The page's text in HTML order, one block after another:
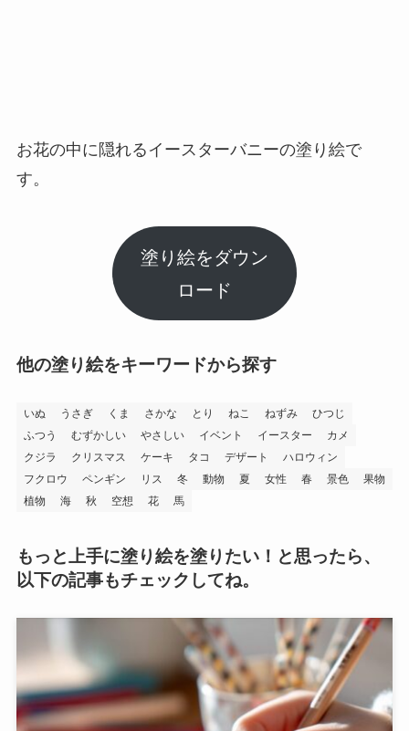
お花の中に隠れるイースターバニーの塗り絵で
す。
塗り絵をダウン
ロード
他の塗り絵をキーワードから探す
いぬ うさぎ くま さかな とり ねこ ねずみ
ひつじ
ふつう
むずかしい やさしい イベント イースター
カメ
クジラ
クリスマス ケーキ タコ デザート
ハロウィン
フクロウ
ペンギン リス 冬 動物 夏 女性 春 景色
果物
植物
海 秋 空想 花 馬
もっと上手に塗り絵を塗りたい！と思ったら、
以下の記事もチェックしてね。